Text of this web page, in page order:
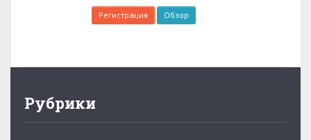
Регистрация Обзор
Рубрики